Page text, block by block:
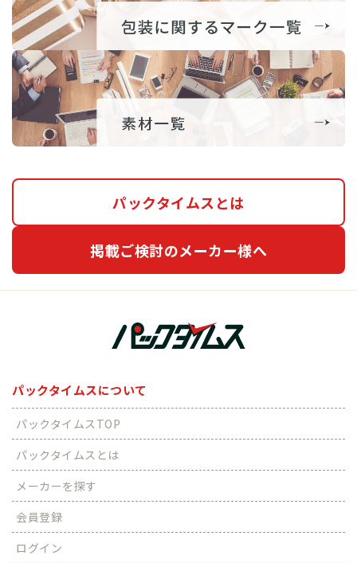
パックタイムスとは
掲載ご検討のメーカー様へ
パックタイムスについて
パックタイムスTOP
パックタイムスとは
メーカーを探す
会員登録
ログイン